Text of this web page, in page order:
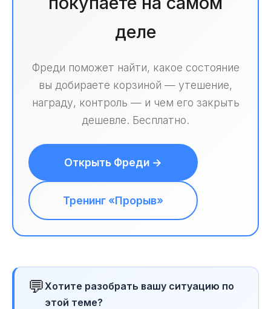
деле
Фреди поможет найти, какое состояние
вы добираете корзиной — утешение,
награду, контроль — и чем его закрыть
дешевле. Бесплатно.
Открыть Фреди →
Тренинг «Прорыв»
💬Хотите разобрать вашу ситуацию по
этой теме?